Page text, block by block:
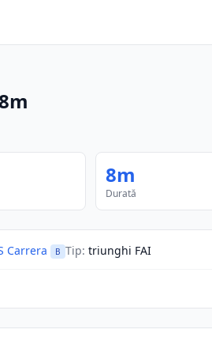
8m
Durată
Carrera B Tip: triunghi FAI